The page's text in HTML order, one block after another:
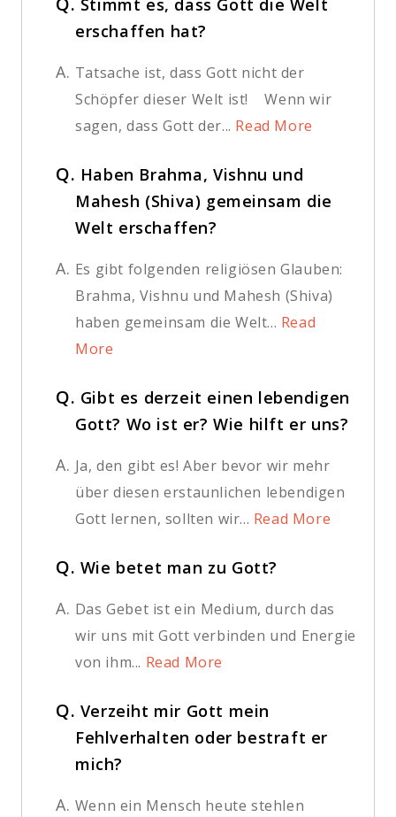
Stimmt es, dass Gott die Welt
erschaffen hat?
A. Tatsache ist, dass Gott nicht der
Schöpfer dieser Welt ist! Wenn wir
sagen, dass Gott der... Read More
Q. Haben Brahma, Vishnu und
Mahesh (Shiva) gemeinsam die
Welt erschaffen?
A. Es gibt folgenden religiösen Glauben:
Brahma, Vishnu und Mahesh (Shiva)
haben gemeinsam die Welt... Read
More
Q. Gibt es derzeit einen lebendigen
Gott? Wo ist er? Wie hilft er uns?
A. Ja, den gibt es! Aber bevor wir mehr
über diesen erstaunlichen lebendigen
Gott lernen, sollten wir... Read More
Q. Wie betet man zu Gott?
A. Das Gebet ist ein Medium, durch das
wir uns mit Gott verbinden und Energie
von ihm... Read More
Q. Verzeiht mir Gott mein
Fehlverhalten oder bestraft er
mich?
A. Wenn ein Mensch heute stehlen